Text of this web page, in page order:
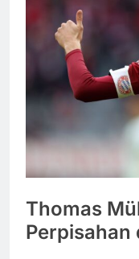
Thomas
Perpisahan